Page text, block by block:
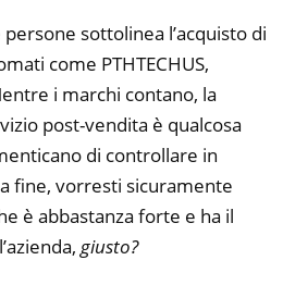
sottolinea l’acquisto di
come PTHTECHUS,
i marchi contano, la
post-vendita è qualcosa
di controllare in
fine, vorresti sicuramente
è abbastanza forte e ha il
giusto?